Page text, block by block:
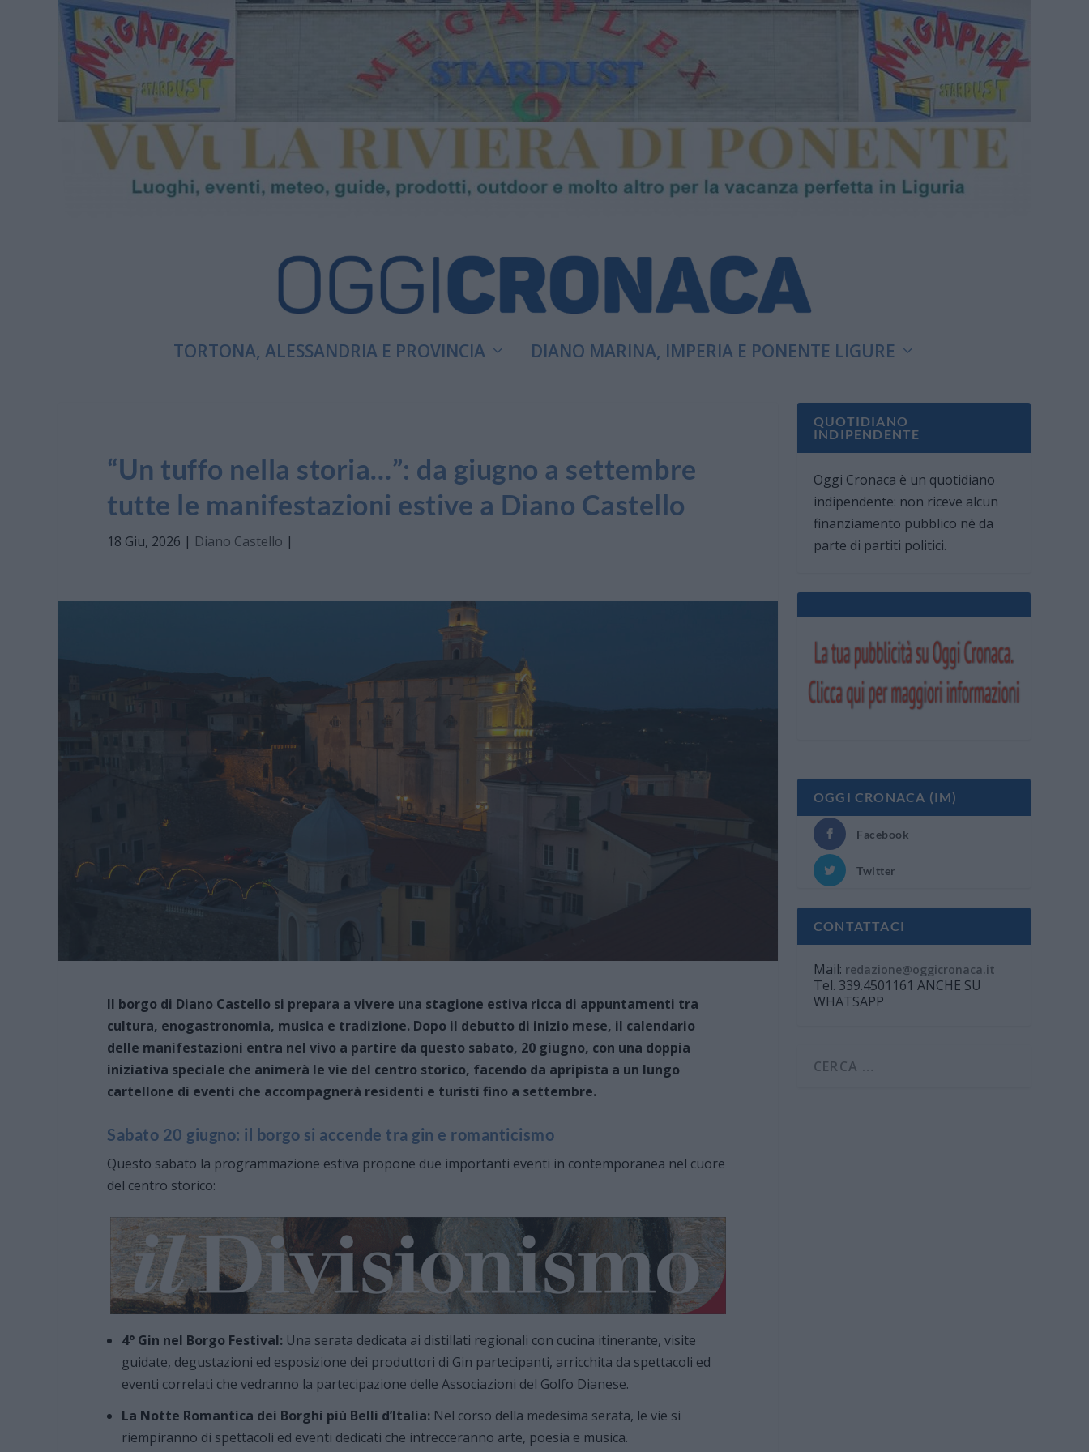
TORTONA, ALESSANDRIA E PROVINCIA DIANO MARINA, IMPERIA E PONENTE LIGURE
“Un tuffo nella storia…”: da giugno a settembre
tutte le manifestazioni estive a Diano Castello
18 Giu, 2026 | Diano Castello |
Il borgo di Diano Castello si prepara a vivere una stagione estiva ricca di appuntamenti tra
cultura, enogastronomia, musica e tradizione. Dopo il debutto di inizio mese, il calendario
delle manifestazioni entra nel vivo a partire da questo sabato, 20 giugno, con una doppia
iniziativa speciale che animerà le vie del centro storico, facendo da apripista a un lungo
cartellone di eventi che accompagnerà residenti e turisti fino a settembre.
Sabato 20 giugno: il borgo si accende tra gin e romanticismo
Questo sabato la programmazione estiva propone due importanti eventi in contemporanea nel cuore
del centro storico:
4° Gin nel Borgo Festival: Una serata dedicata ai distillati regionali con cucina itinerante, visite
guidate, degustazioni ed esposizione dei produttori di Gin partecipanti, arricchita da spettacoli ed
eventi correlati che vedranno la partecipazione delle Associazioni del Golfo Dianese.
La Notte Romantica dei Borghi più Belli d’Italia: Nel corso della medesima serata, le vie si
riempiranno di spettacoli ed eventi dedicati che intrecceranno arte, poesia e musica.
QUOTIDIANO
INDIPENDENTE
Oggi Cronaca è un quotidiano
indipendente: non riceve alcun
finanziamento pubblico nè da
parte di partiti politici.
OGGI CRONACA (IM)
Facebook
Twitter
CONTATTACI
Mail: redazione@oggicronaca.it
Tel. 339.4501161 ANCHE SU
WHATSAPP